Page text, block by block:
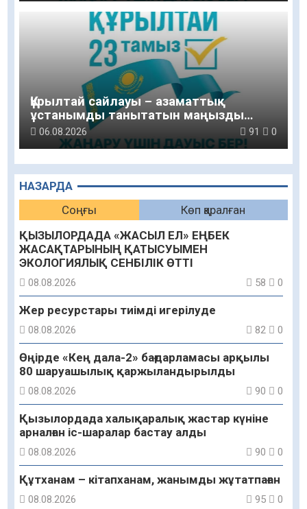
НАЗАРДА
Соңғы
Көп қаралған
ҚЫЗЫЛОРДАДА «ЖАСЫЛ ЕЛ» ЕҢБЕК
ЖАСАҚТАРЫНЫҢ ҚАТЫСУЫМЕН
ЭКОЛОГИЯЛЫҚ СЕНБІЛІК ӨТТІ
08.08.2026 58 0
Жер ресурстары тиімді игерілуде
08.08.2026 82 0
Өңірде «Кең дала-2» бағдарламасы арқылы
80 шаруашылық қаржыландырылды
08.08.2026 90 0
Қызылордада халықаралық жастар күніне
арналған іс-шаралар бастау алды
08.08.2026 90 0
Құтханам – кітапханам, жанымды жұтатпаған
08.08.2026 95 0
Құрылтай сайлауы – азаматтық
ұстанымды танытатын маңызды
қадам
06.08.2026 91 0